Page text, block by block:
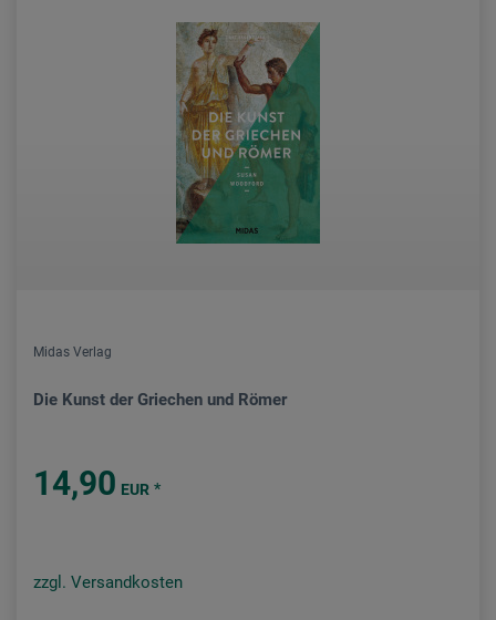
Midas Verlag
Die Kunst der Griechen und Römer
14,90 EUR *
zzgl. Versandkosten